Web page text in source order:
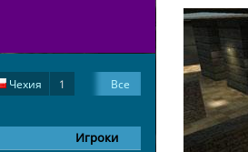
Чехия
1
Все
Игроки